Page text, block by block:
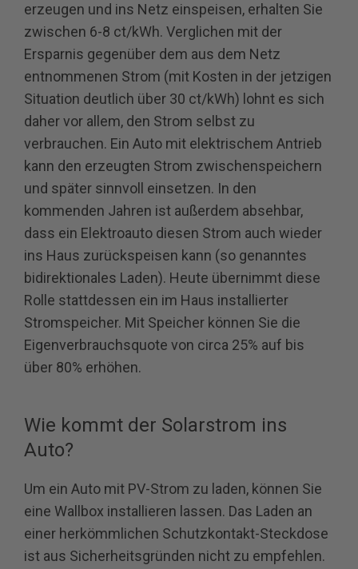
erzeugen und ins Netz einspeisen, erhalten Sie
zwischen 6-8 ct/kWh. Verglichen mit der
Ersparnis gegenüber dem aus dem Netz
entnommenen Strom (mit Kosten in der jetzigen
Situation deutlich über 30 ct/kWh) lohnt es sich
daher vor allem, den Strom selbst zu
verbrauchen. Ein Auto mit elektrischem Antrieb
kann den erzeugten Strom zwischenspeichern
und später sinnvoll einsetzen. In den
kommenden Jahren ist außerdem absehbar,
dass ein Elektroauto diesen Strom auch wieder
ins Haus zurückspeisen kann (so genanntes
bidirektionales Laden). Heute übernimmt diese
Rolle stattdessen ein im Haus installierter
Stromspeicher. Mit Speicher können Sie die
Eigenverbrauchsquote von circa 25% auf bis
über 80% erhöhen.
Wie kommt der Solarstrom ins
Auto?
Um ein Auto mit PV-Strom zu laden, können Sie
eine Wallbox installieren lassen. Das Laden an
einer herkömmlichen Schutzkontakt-Steckdose
ist aus Sicherheitsgründen nicht zu empfehlen.